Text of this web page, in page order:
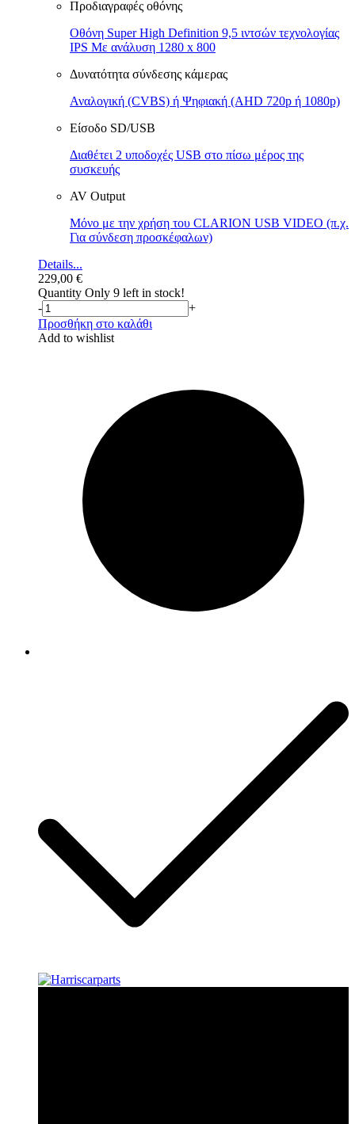
Προδιαγραφές οθόνης
Οθόνη Super High Definition 9,5 ιντσών τεχνολογίας
IPS Με ανάλυση 1280 x 800
Δυνατότητα σύνδεσης κάμερας
Αναλογική (CVBS) ή Ψηφιακή (AHD 720p ή 1080p)
Είσοδο SD/USB
Διαθέτει 2 υποδοχές USB στο πίσω μέρος της
συσκευής
AV Output
Μόνο με την χρήση του CLARION USB VIDEO (π.χ.
Για σύνδεση προσκέφαλων)
Details...
229,00 €
Quantity Only 9 left in stock!
-
+
Προσθήκη στο καλάθι
Add to wishlist